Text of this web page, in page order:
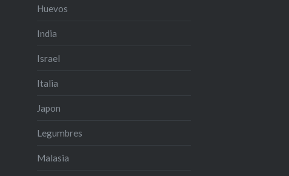
Huevos
India
Israel
Italia
Japon
Legumbres
Malasia